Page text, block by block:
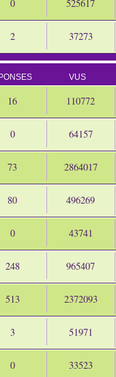
0 525617
2 37273
VUS
16 110772
0 64157
73 2864017
80 496269
0 43741
248 965407
513 2372093
3 51971
0 33523